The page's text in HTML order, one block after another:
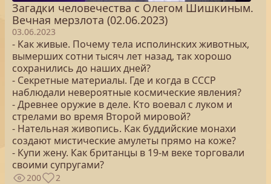
Загадки человечества с Олегом Шишкиным.
Вечная мерзлота (02.06.2023)
03.06.2023
- Как живые. Почему тела исполинских животных,
вымерших сотни тысяч лет назад, так хорошо
сохранились до наших дней?
- Секретные материалы. Где и когда в СССР
наблюдали невероятные космические явления?
- Древнее оружие в деле. Кто воевал с луком и
стрелами во время Второй мировой?
- Нательная живопись. Как буддийские монахи
создают мистические амулеты прямо на коже?
- Купи жену. Как британцы в 19-м веке торговали
своими супругами?
200 2